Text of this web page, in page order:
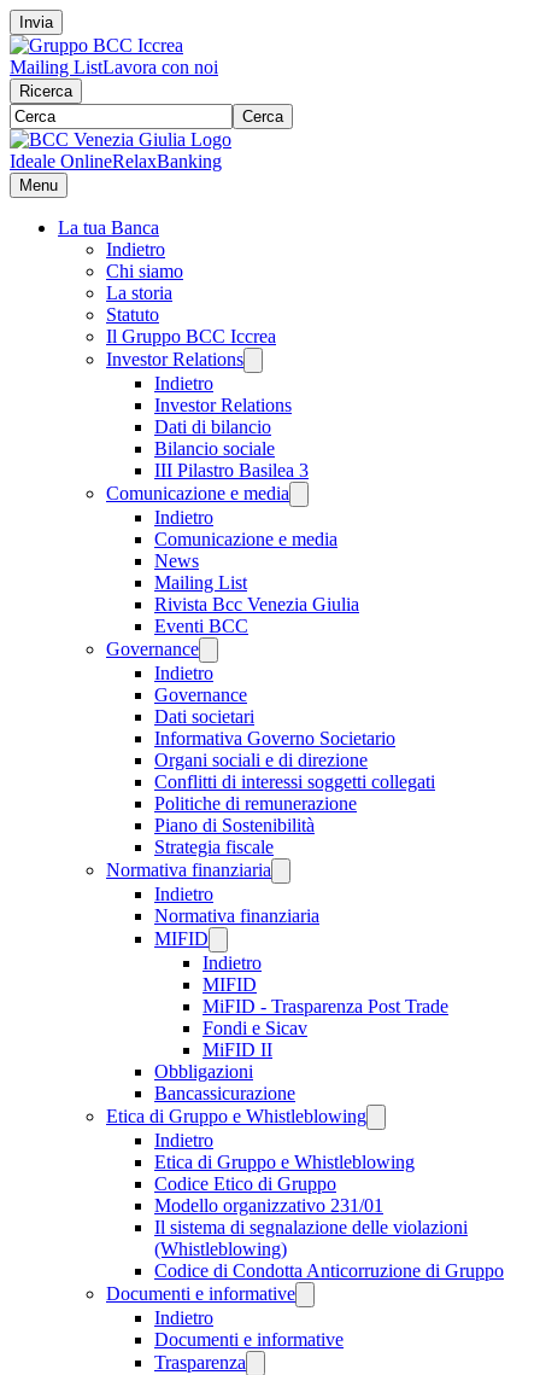
Invia
Mailing ListLavora con noi
Ricerca
Cerca
Ideale OnlineRelaxBanking
Menu
La tua Banca
Indietro
Chi siamo
La storia
Statuto
Il Gruppo BCC Iccrea
Investor Relations
Indietro
Investor Relations
Dati di bilancio
Bilancio sociale
III Pilastro Basilea 3
Comunicazione e media
Indietro
Comunicazione e media
News
Mailing List
Rivista Bcc Venezia Giulia
Eventi BCC
Governance
Indietro
Governance
Dati societari
Informativa Governo Societario
Organi sociali e di direzione
Conflitti di interessi soggetti collegati
Politiche di remunerazione
Piano di Sostenibilità
Strategia fiscale
Normativa finanziaria
Indietro
Normativa finanziaria
MIFID
Indietro
MIFID
MiFID - Trasparenza Post Trade
Fondi e Sicav
MiFID II
Obbligazioni
Bancassicurazione
Etica di Gruppo e Whistleblowing
Indietro
Etica di Gruppo e Whistleblowing
Codice Etico di Gruppo
Modello organizzativo 231/01
Il sistema di segnalazione delle violazioni
(Whistleblowing)
Codice di Condotta Anticorruzione di Gruppo
Documenti e informative
Indietro
Documenti e informative
Trasparenza